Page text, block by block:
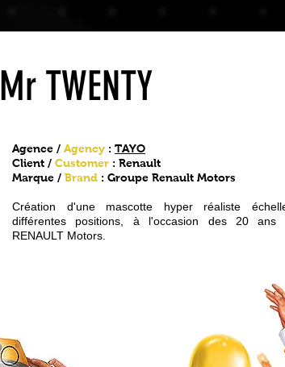
Mr TWENTY
Agence / Agency : TAYO
Client / Customer : Renault
Marque / Brand : Groupe Renault Motors
Création d'une mascotte hyper réaliste
différentes positions, à l'occasion des 20 ans
RENAULT Motors.